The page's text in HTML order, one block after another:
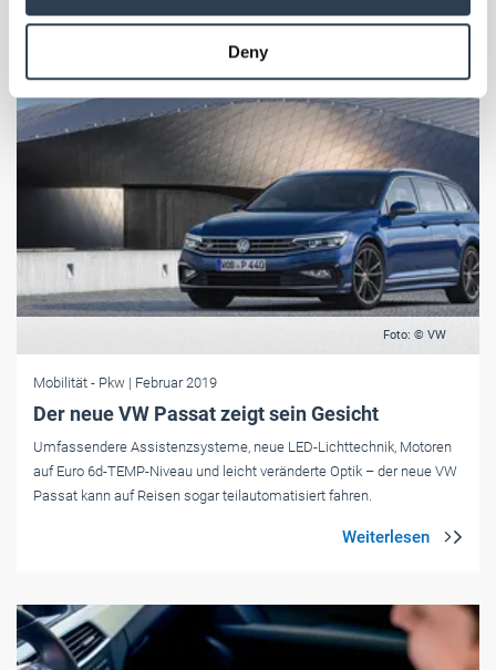
provided to them or that they’ve collected from your use
Weitere Informationen:Impressum Datenschutz
Deny
Foto: © VW
Mobilität - Pkw | Februar 2019
Der neue VW Passat zeigt sein Gesicht
Umfassendere Assistenzsysteme, neue LED-Lichttechnik, Motoren
auf Euro 6d-TEMP-Niveau und leicht veränderte Optik – der neue VW
Passat kann auf Reisen sogar teilautomatisiert fahren.